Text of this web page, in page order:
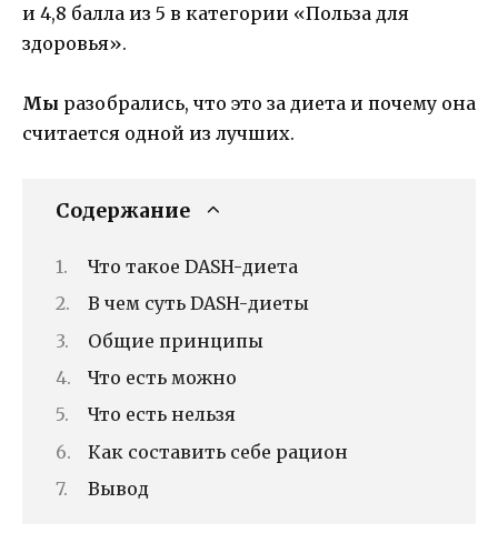
и 4,8 балла из 5 в категории «Польза для
здоровья».
Мы разобрались, что это за диета и почему она
считается одной из лучших.
Содержание
Что такое DASH-диета
В чем суть DASH-диеты
Общие принципы
Что есть можно
Что есть нельзя
Как составить себе рацион
Вывод